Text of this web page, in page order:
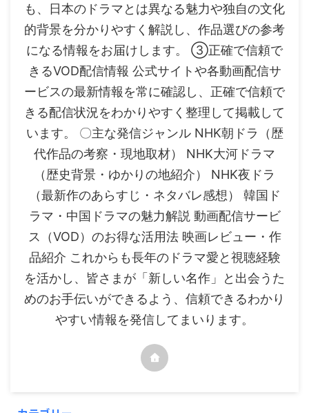
も、日本のドラマとは異なる魅力や独自の文化
的背景を分かりやすく解説し、作品選びの参考
になる情報をお届けします。 ③正確で信頼で
きるVOD配信情報 公式サイトや各動画配信サ
ービスの最新情報を常に確認し、正確で信頼で
きる配信状況をわかりやすく整理して掲載して
います。 〇主な発信ジャンル NHK朝ドラ（歴
代作品の考察・現地取材） NHK大河ドラマ
（歴史背景・ゆかりの地紹介） NHK夜ドラ
（最新作のあらすじ・ネタバレ感想） 韓国ド
ラマ・中国ドラマの魅力解説 動画配信サービ
ス（VOD）のお得な活用法 映画レビュー・作
品紹介 これからも長年のドラマ愛と視聴経験
を活かし、皆さまが「新しい名作」と出会うた
めのお手伝いができるよう、信頼できるわかり
やすい情報を発信してまいります。